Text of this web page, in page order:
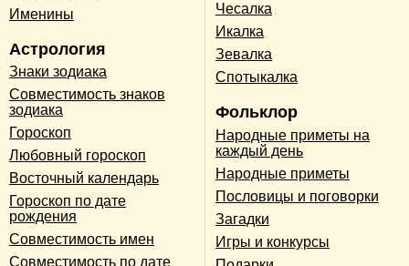
Именины
Астрология
Знаки зодиака
Совместимость знаков
зодиака
Гороскоп
Любовный гороскоп
Восточный календарь
Гороскоп по дате
рождения
Совместимость имен
Совместимость по дате
Чесалка
Икалка
Зевалка
Спотыкалка
Фольклор
Народные приметы на
каждый день
Народные приметы
Пословицы и поговорки
Загадки
Игры и конкурсы